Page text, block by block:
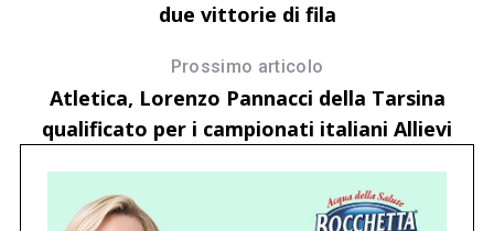
due vittorie di fila
Prossimo articolo
Atletica, Lorenzo Pannacci della Tarsina
qualificato per i campionati italiani Allievi